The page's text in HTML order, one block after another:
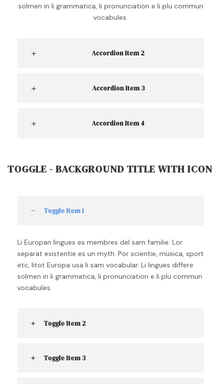
solmen in li grammatica, li pronunciation e li plu commun
vocabules.
Accordion Item 2
Accordion Item 3
Accordion Item 4
TOGGLE - BACKGROUND TITLE WITH ICON
Toggle Item 1
Li Europan lingues es membres del sam familie. Lor
separat existentie es un myth. Por scientie, musica, sport
etc, litot Europa usa li sam vocabular. Li lingues differe
solmen in li grammatica, li pronunciation e li plu commun
vocabules.
Toggle Item 2
Toggle Item 3